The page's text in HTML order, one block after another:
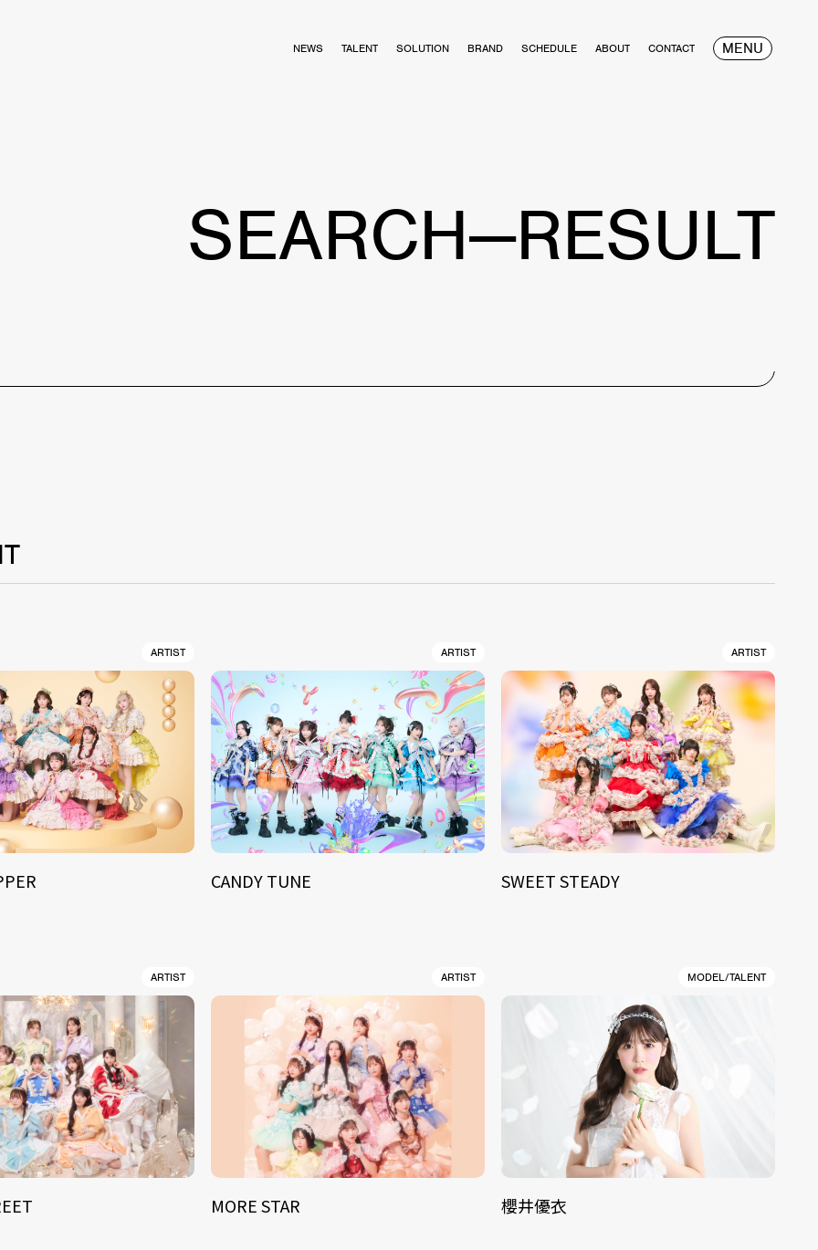
NEWS TALENT SOLUTION BRAND SCHEDULE ABOUT CONTACT MENU
SEARCH—RESULT
ARTIST ARTIST
CANDY TUNE
ARTIST
SWEET STEADY
ARTIST ARTIST
MORE STAR
MODEL/TALENT
櫻井優衣